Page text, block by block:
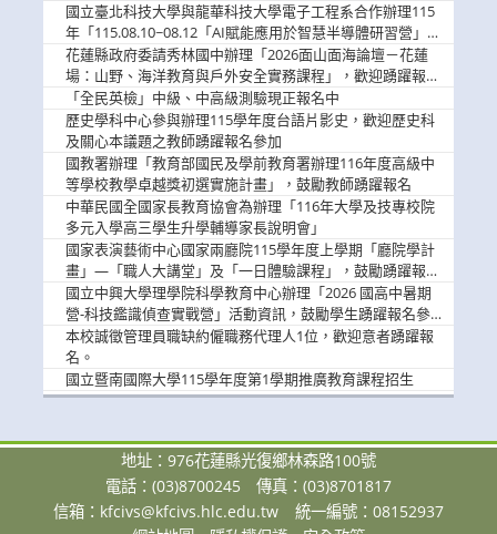
國立臺北科技大學與龍華科技大學電子工程系合作辦理115
年「115.08.10~08.12「AI賦能應用於智慧半導體研習營」，
歡迎學生踴躍報名參加
花蓮縣政府委請秀林國中辦理「2026面山面海論壇－花蓮
場：山野、海洋教育與戶外安全實務課程」，歡迎踴躍報名
參加
「全民英檢」中級、中高級測驗現正報名中
歷史學科中心參與辦理115學年度台語片影史，歡迎歷史科
及關心本議題之教師踴躍報名參加
國教署辦理「教育部國民及學前教育署辦理116年度高級中
等學校教學卓越獎初選實施計畫」，鼓勵教師踴躍報名
中華民國全國家長教育協會為辦理「116年大學及技專校院
多元入學高三學生升學輔導家長說明會」
國家表演藝術中心國家兩廳院115學年度上學期「廳院學計
畫」—「職人大講堂」及「一日體驗課程」，鼓勵踴躍報名
參與。
國立中興大學理學院科學教育中心辦理「2026 國高中暑期
營-科技鑑識偵查實戰營」活動資訊，鼓勵學生踴躍報名參
加。
本校誠徵管理員職缺約僱職務代理人1位，歡迎意者踴躍報
名。
國立暨南國際大學115學年度第1學期推廣教育課程招生
地址：976花蓮縣光復鄉林森路100號
電話：(03)8700245
傳真：(03)8701817
信箱： kfcivs@kfcivs.hlc.edu.tw
統一編號：08152937